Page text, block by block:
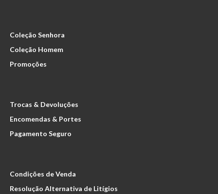
Coleção Senhora
Coleção Homem
Promoções
Trocas & Devoluções
Encomendas & Portes
Pagamento Seguro
Condições de Venda
Resolução Alternativa de Litígios